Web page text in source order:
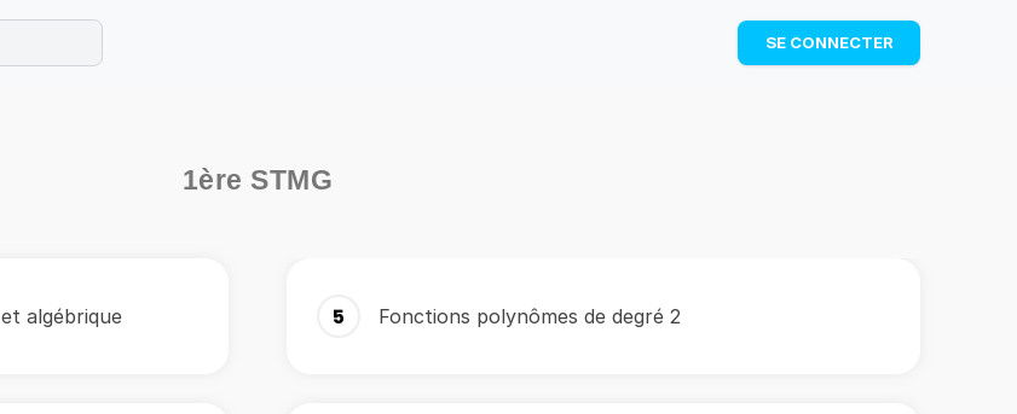
cet été !
exercices corrigés en vidéo.
TÉLÉCHARGER
SE CONNECTER
1ère STMG
algébrique 5 Fonctions polynômes de degré 2